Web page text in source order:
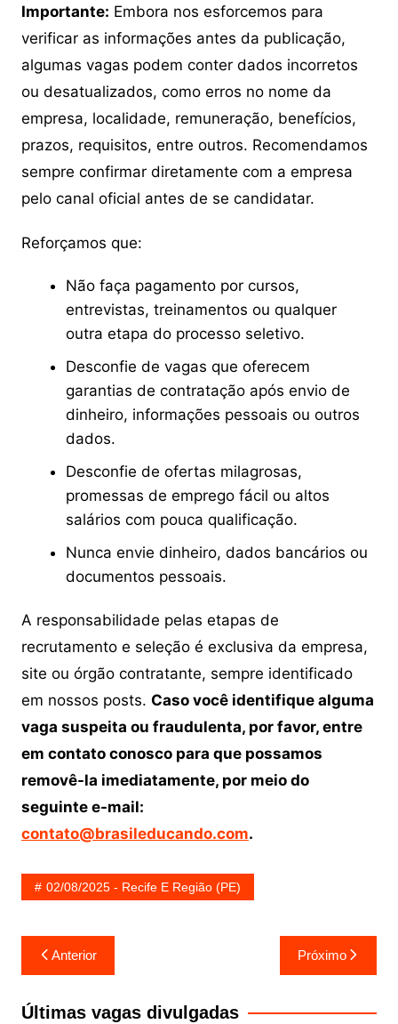
Importante: Embora nos esforcemos para
verificar as informações antes da publicação,
algumas vagas podem conter dados incorretos
ou desatualizados, como erros no nome da
empresa, localidade, remuneração, benefícios,
prazos, requisitos, entre outros. Recomendamos
sempre confirmar diretamente com a empresa
pelo canal oficial antes de se candidatar.
Reforçamos que:
Não faça pagamento por cursos,
entrevistas, treinamentos ou qualquer
outra etapa do processo seletivo.
Desconfie de vagas que oferecem
garantias de contratação após envio de
dinheiro, informações pessoais ou outros
dados.
Desconfie de ofertas milagrosas,
promessas de emprego fácil ou altos
salários com pouca qualificação.
Nunca envie dinheiro, dados bancários ou
documentos pessoais.
A responsabilidade pelas etapas de
recrutamento e seleção é exclusiva da empresa,
site ou órgão contratante, sempre identificado
em nossos posts. Caso você identifique alguma
vaga suspeita ou fraudulenta, por favor, entre
em contato conosco para que possamos
removê-la imediatamente, por meio do
seguinte e-mail:
contato@brasileducando.com.
02/08/2025 - Recife E Região (PE)
Navegação
de
Post
Anterior Próximo
Últimas vagas divulgadas